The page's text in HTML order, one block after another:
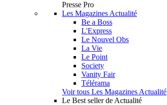
Presse Pro
Les Magazines Actualité
Be a Boss
L'Express
Le Nouvel Obs
La Vie
Le Point
Society
Vanity Fair
Télérama
Voir tous Les Magazines Actualité
Le Best seller de Actualité